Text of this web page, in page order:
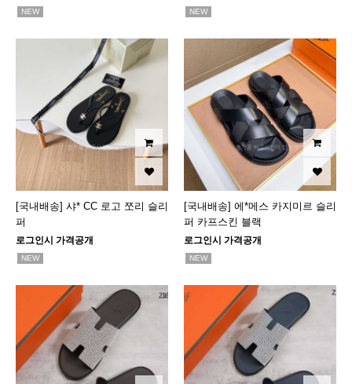
NEW NEW
[국내배송] 샤* CC 로고 쪼리 슬리
퍼
로그인시 가격공개
NEW
[국내배송] 에*메스 카지미르 슬리
퍼 카프스킨 블랙
로그인시 가격공개
NEW